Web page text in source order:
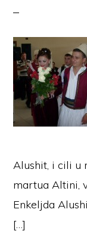
Alushit, i cili u
martua Altini,
Enkeljda
[…]